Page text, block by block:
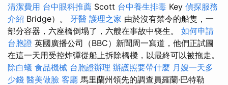
清潔費用 台中眼科推薦 Scott 台中養生排毒 Key 偵探服務
介紹 Bridge）。 牙醫 護理之家 由於沒有禁令的船隻，一
部分容器，六座橋倒塌了，六艘在事故中喪生。 如何申請
台胞證 英國廣播公司（BBC）新聞周一寫道，他們正試圖
在這一天用受控炸彈從船上拆除橋樑，以最終可以被拖走。
除白蟻 食品機械 台胞證辦理 辦護照要帶什麼 月嫂一天多
少錢 醫美做臉 客廳 馬里蘭州領先的調查員羅蘭·巴特勒